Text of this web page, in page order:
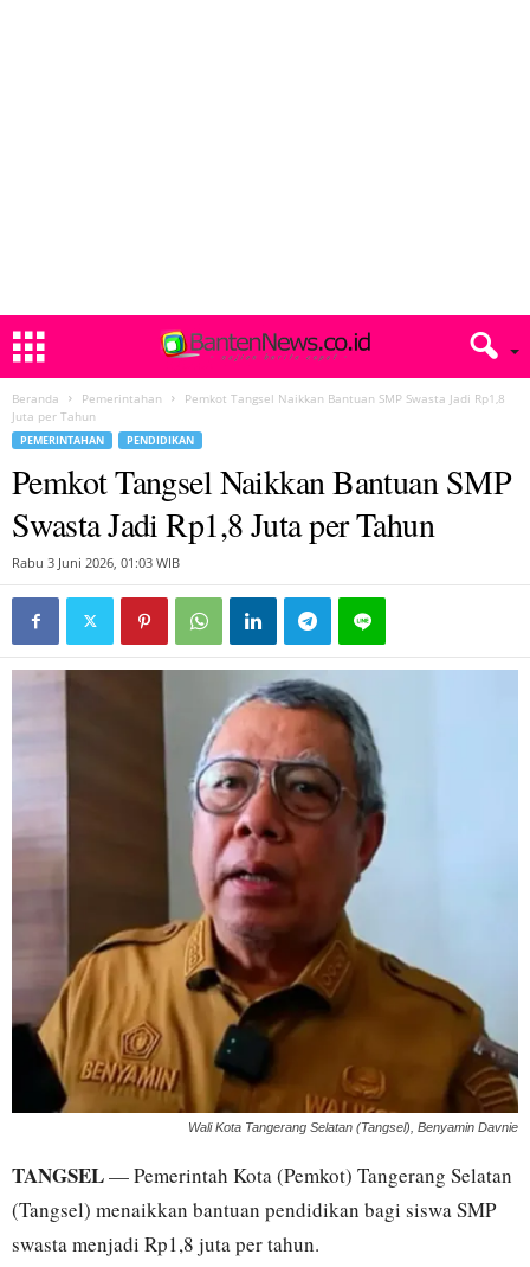
Beranda Pemerintahan
Pemkot Tangsel Naikkan Bantuan SMP Swasta Jadi Rp1,8
Juta per Tahun
PEMERINTAHAN PENDIDIKAN
Pemkot Tangsel Naikkan Bantuan SMP
Swasta Jadi Rp1,8 Juta per Tahun
Rabu 3 Juni 2026, 01:03 WIB
Wali Kota Tangerang Selatan (Tangsel), Benyamin Davnie
TANGSEL— Pemerintah Kota (Pemkot) Tangerang Selatan
(Tangsel) menaikkan bantuan pendidikan bagi siswa SMP
swasta menjadi Rp1,8 juta per tahun.